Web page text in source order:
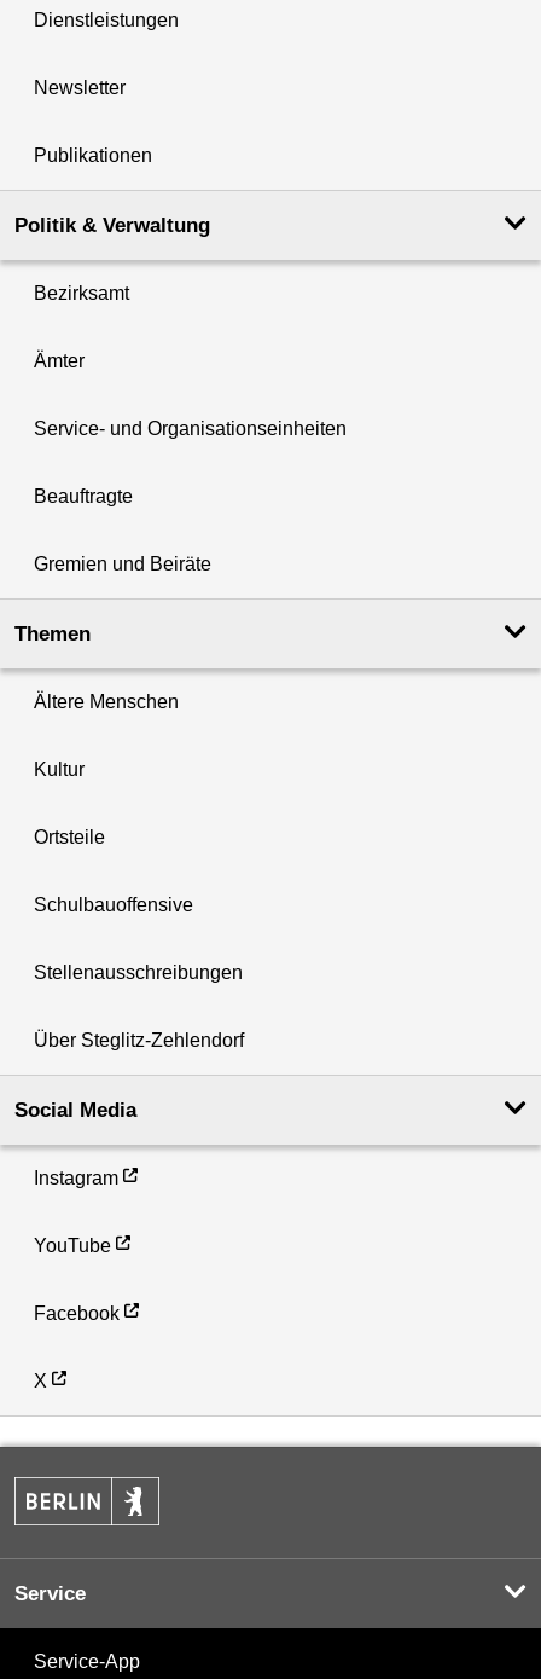
Dienstleistungen
Newsletter
Publikationen
Politik & Verwaltung
Bezirksamt
Ämter
Service- und Organisationseinheiten
Beauftragte
Gremien und Beiräte
Themen
Ältere Menschen
Kultur
Ortsteile
Schulbauoffensive
Stellenausschreibungen
Über Steglitz-Zehlendorf
Social Media
Instagram
YouTube
Facebook
X
Service
Service-App